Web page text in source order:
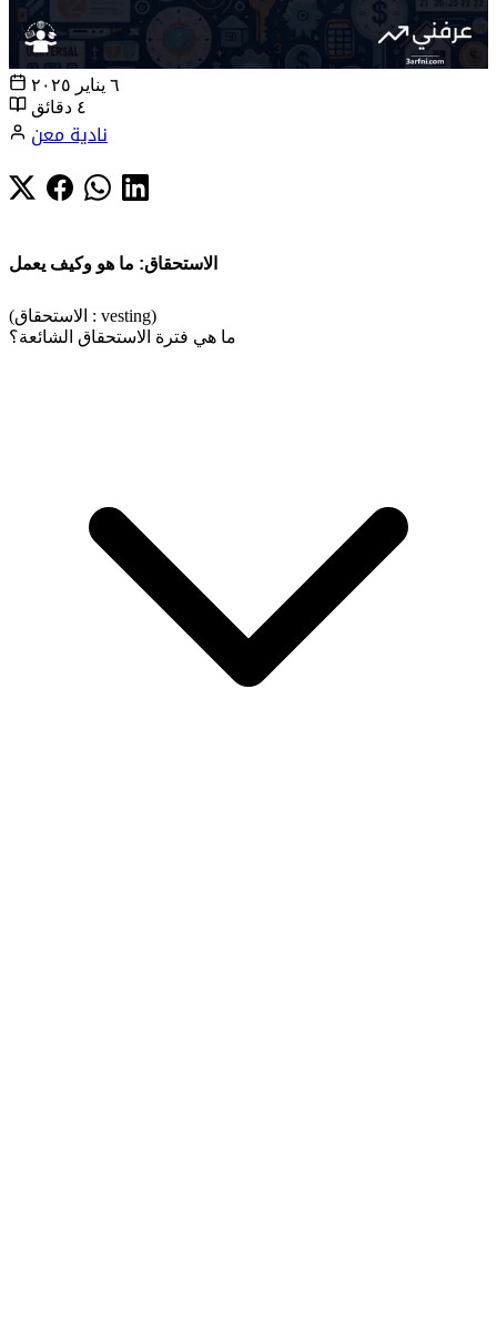
٦ يناير ٢٠٢٥
٤ دقائق
نادية معن
الاستحقاق: ما هو وكيف يعمل
(الاستحقاق : vesting)
ما هي فترة الاستحقاق الشائعة؟